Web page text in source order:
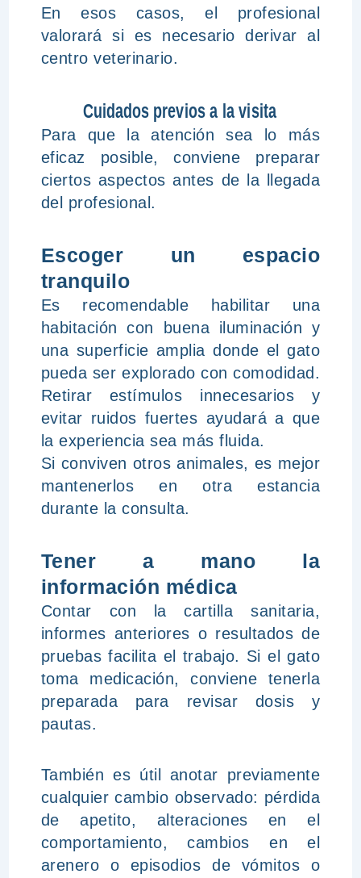
En esos casos, el profesional
valorará si es necesario derivar al
centro veterinario.
Cuidados previos a la visita
Para que la atención sea lo más
eficaz posible, conviene preparar
ciertos aspectos antes de la llegada
del profesional.
Escoger un espacio
tranquilo
Es recomendable habilitar una
habitación con buena iluminación y
una superficie amplia donde el gato
pueda ser explorado con comodidad.
Retirar estímulos innecesarios y
evitar ruidos fuertes ayudará a que
la experiencia sea más fluida.
Si conviven otros animales, es mejor
mantenerlos en otra estancia
durante la consulta.
Tener a mano la
información médica
Contar con la cartilla sanitaria,
informes anteriores o resultados de
pruebas facilita el trabajo. Si el gato
toma medicación, conviene tenerla
preparada para revisar dosis y
pautas.
También es útil anotar previamente
cualquier cambio observado: pérdida
de apetito, alteraciones en el
comportamiento, cambios en el
arenero o episodios de vómitos o